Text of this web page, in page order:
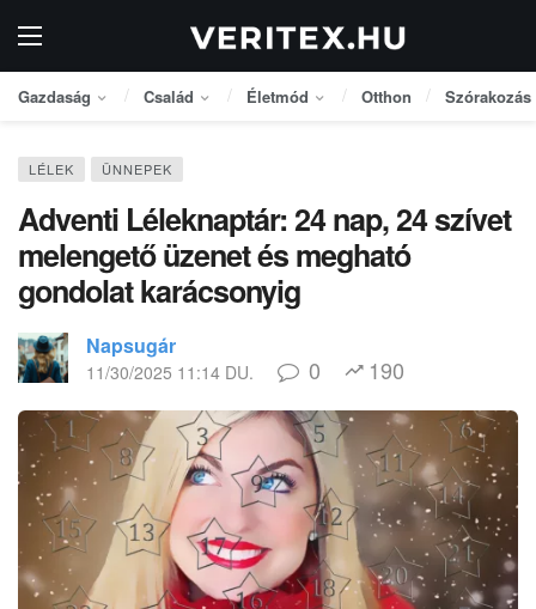
Gazdaság Család Életmód Otthon Szórakozás
LÉLEK ÜNNEPEK
Adventi Léleknaptár: 24 nap, 24 szívet
melengető üzenet és megható
gondolat karácsonyig
Napsugár
11/30/2025 11:14 DU. 0 190